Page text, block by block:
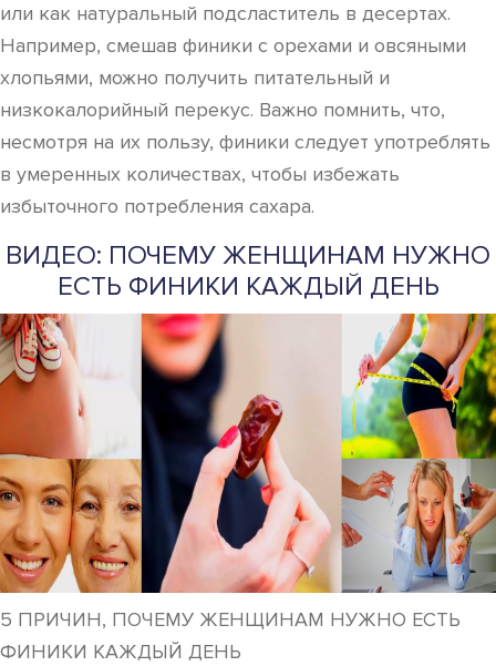
или как натуральный подсластитель в десертах.
Например, смешав финики с орехами и овсяными
хлопьями, можно получить питательный и
низкокалорийный перекус. Важно помнить, что,
несмотря на их пользу, финики следует употреблять
в умеренных количествах, чтобы избежать
избыточного потребления сахара.
ВИДЕО: ПОЧЕМУ ЖЕНЩИНАМ НУЖНО
ЕСТЬ ФИНИКИ КАЖДЫЙ ДЕНЬ
5 ПРИЧИН, ПОЧЕМУ ЖЕНЩИНАМ НУЖНО ЕСТЬ
ФИНИКИ КАЖДЫЙ ДЕНЬ